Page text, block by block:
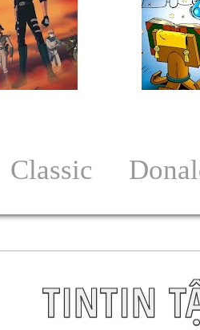
Classic
TINTIN